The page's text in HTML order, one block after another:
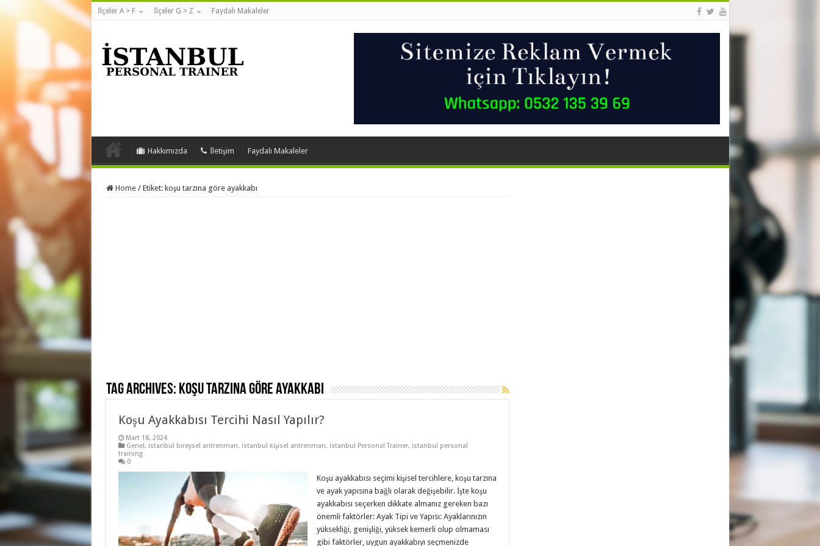
İlçeler A > F İlçeler G > Z Faydalı Makaleler
Hakkımızda İletişim Faydalı Makaleler
Home / Etiket: koşu tarzına göre ayakkabı
Tag Archives: koşu tarzına göre ayakkabı
Koşu Ayakkabısı Tercihi Nasıl Yapılır?
Mart 18, 2024
Genel, istanbul bireysel antrenman, istanbul kişisel antrenman, istanbul Personal Trainer, istanbul personal
training
0
Koşu ayakkabısı seçimi kişisel tercihlere, koşu tarzına
ve ayak yapısına bağlı olarak değişebilir. İşte koşu
ayakkabısı seçerken dikkate almanız gereken bazı
önemli faktörler: Ayak Tipi ve Yapısı: Ayaklarınızın
yüksekliği, genişliği, yüksek kemerli olup olmaması
gibi faktörler, uygun ayakkabıyı seçmenizde